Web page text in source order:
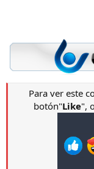
Para ver este
botón"Like",